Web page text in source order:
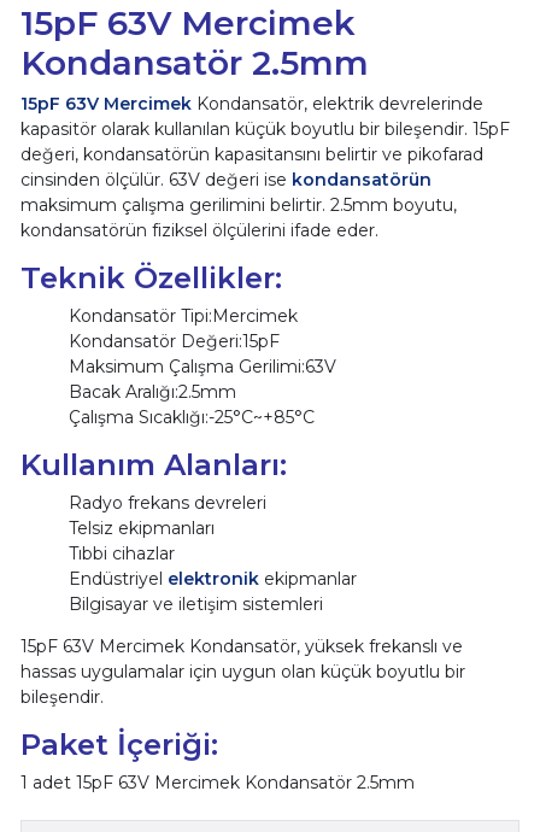
15pF 63V Mercimek
Kondansatör 2.5mm
15pF 63V MercimekKondansatör, elektrik devrelerinde
kapasitör olarak kullanılan küçük boyutlu bir bileşendir. 15pF
değeri, kondansatörün kapasitansını belirtir ve pikofarad
cinsinden ölçülür. 63V değeri ise kondansatörün
maksimum çalışma gerilimini belirtir. 2.5mm boyutu,
kondansatörün fiziksel ölçülerini ifade eder.
Teknik Özellikler:
Kondansatör Tipi:Mercimek
Kondansatör Değeri:15pF
Maksimum Çalışma Gerilimi:63V
Bacak Aralığı:2.5mm
Çalışma Sıcaklığı:-25°C~+85°C
Kullanım Alanları:
Radyo frekans devreleri
Telsiz ekipmanları
Tıbbi cihazlar
Endüstriyel elektronik ekipmanlar
Bilgisayar ve iletişim sistemleri
15pF 63V Mercimek Kondansatör, yüksek frekanslı ve
hassas uygulamalar için uygun olan küçük boyutlu bir
bileşendir.
Paket İçeriği:
1 adet 15pF 63V Mercimek Kondansatör 2.5mm